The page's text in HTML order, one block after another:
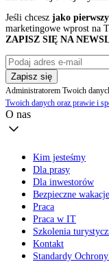
Jeśli chcesz jako
marketingowe wprost na
ZAPISZ SIĘ NA
Zapisz się
Administratorem Twoich
Twoich danych oraz prawie i
O nas
Kim jesteśmy
Dla prasy
Dla inwestorów
Bezpieczne wakacje
Praca
Praca w IT
Szkolenia
Kontakt
Standardy